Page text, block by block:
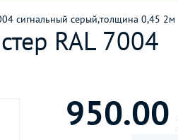
сигнальный серый,толщина 0,45 2м
RAL 7004
950.00